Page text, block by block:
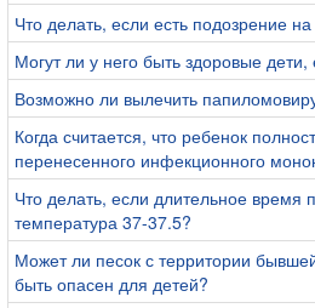
Что делать, если есть подозрение
Могут ли у него быть здоровые дети,
Возможно ли вылечить
Когда считается, что ребенок
перенесенного инфекционного
Что делать, если длительное время
температура 37-37.5?
Может ли песок с территории
быть опасен для детей?